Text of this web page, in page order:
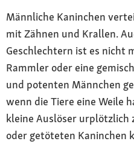
Männliche Kaninchen
mit Zähnen und Krallen.
Geschlechtern ist es nicht
Rammler oder eine
und potenten Männchen
wenn die Tiere eine Weile
kleine Auslöser
oder getöteten Kaninchen